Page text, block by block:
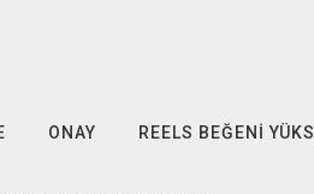
ONAY REELS BEĞENI